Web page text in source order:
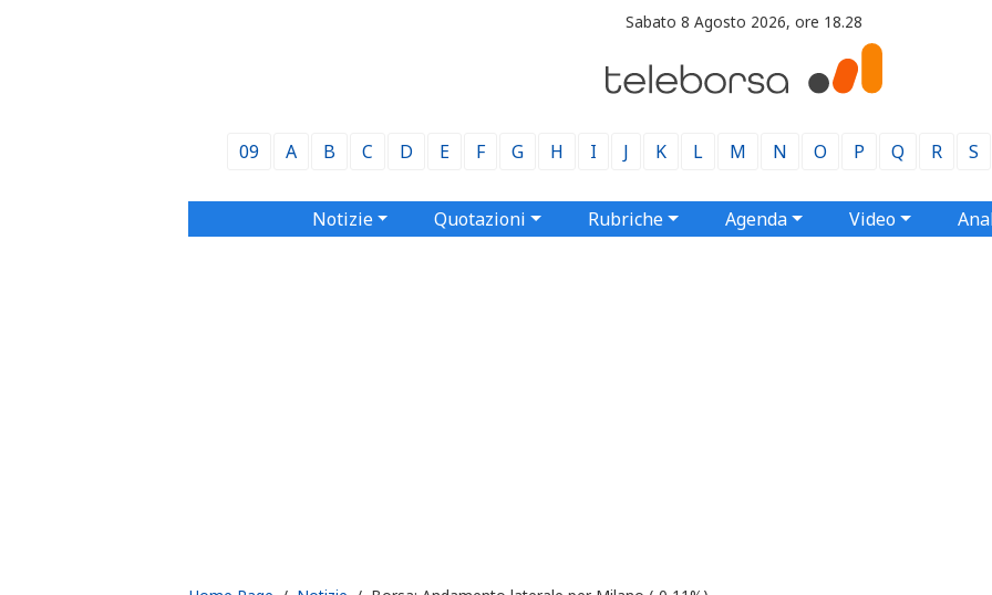
Sabato 8 Agosto 2026, ore 18.28
09 A B C D E F G H I J K L M N O P Q R S
Notizie Quotazioni Rubriche Agenda Video